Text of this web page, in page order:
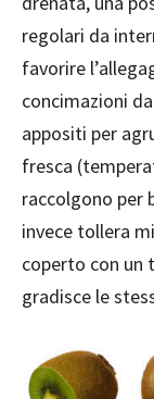
regolari da
favorire
concimazioni
appositi per
fresca
raccolgono per
invece tollera
coperto con un
gradisce le